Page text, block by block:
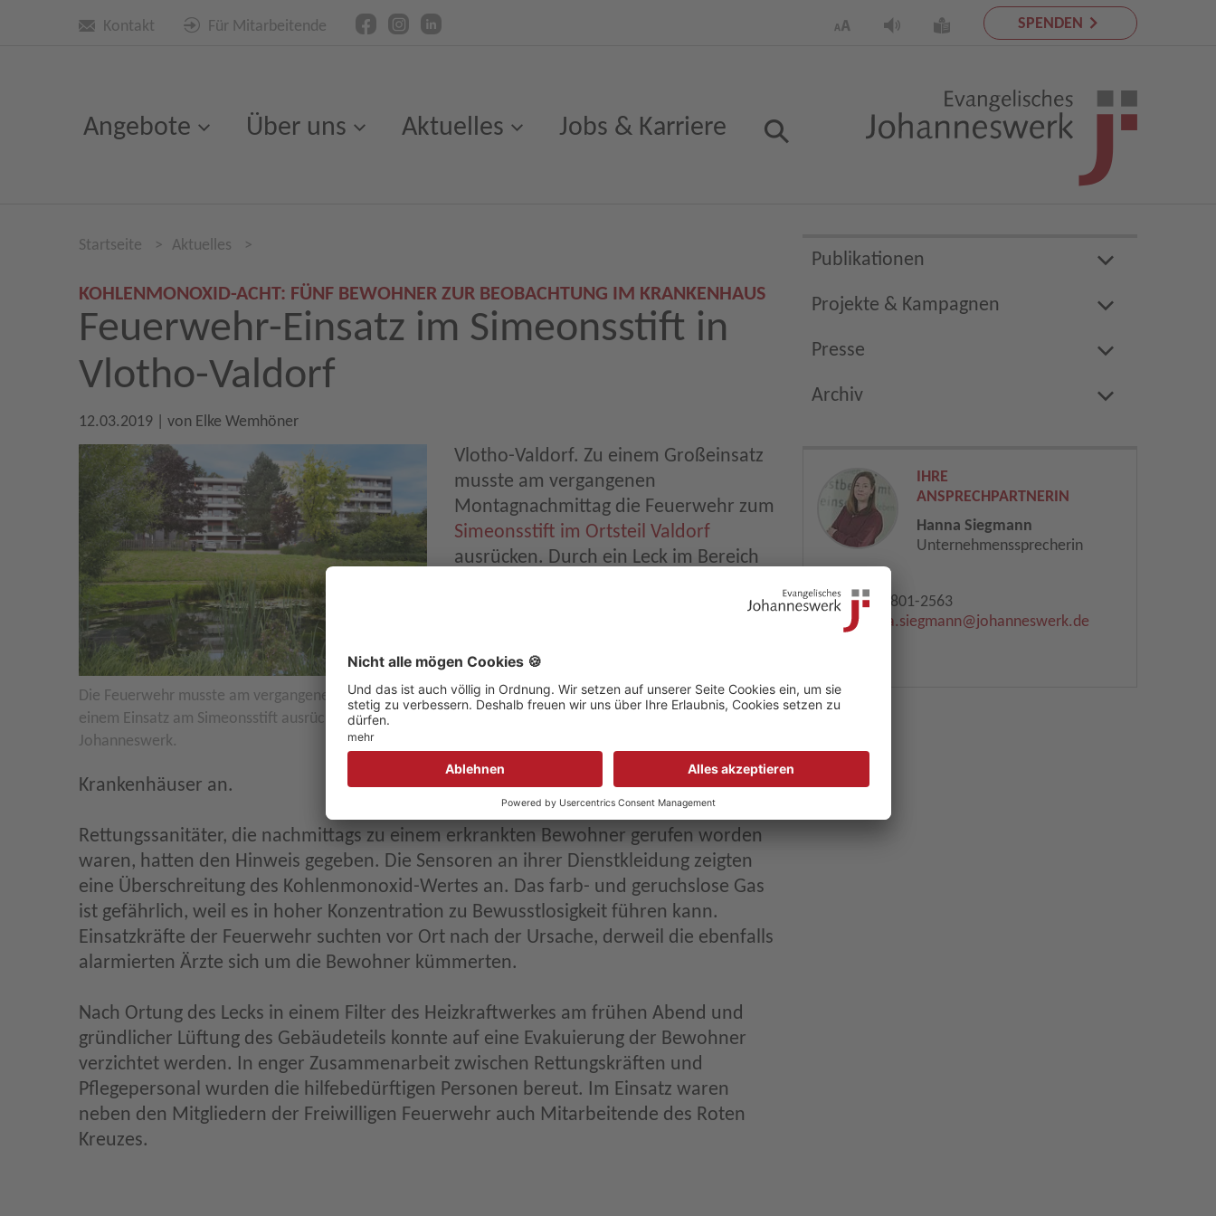
Kontakt Für Mitarbeitende SPENDEN
Angebote Über uns Aktuelles Jobs & Karriere
Startseite > Aktuelles >
KOHLENMONOXID-ACHT: FÜNF BEWOHNER ZUR BEOBACHTUNG IM KRANKENHAUS
Feuerwehr-Einsatz im Simeonsstift in
Vlotho-Valdorf
12.03.2019 | von Elke Wemhöner
Die Feuerwehr musste am vergangenen Mobntag zu
einem Einsatz am Simeonsstift ausrücken. Foto:
Johanneswerk.
Vlotho-Valdorf. Zu einem Großeinsatz
musste am vergangenen
Montagnachmittag die Feuerwehr zum
Simeonsstift im Ortsteil Valdorf
ausrücken. Durch ein Leck im Bereich
und geruchsloses Kohlenmonoxid in
ausgeströmt. Notärzte untersuchten
alle 92 Bewohnerinnen und Bewohner
und ordneten – aufgrund kritischer
Einweisung in umliegende
Krankenhäuser an.
Rettungssanitäter, die nachmittags zu einem erkrankten Bewohner gerufen worden
waren, hatten den Hinweis gegeben. Die Sensoren an ihrer Dienstkleidung zeigten
eine Überschreitung des Kohlenmonoxid-Wertes an. Das farb- und geruchslose Gas
ist gefährlich, weil es in hoher Konzentration zu Bewusstlosigkeit führen kann.
Einsatzkräfte der Feuerwehr suchten vor Ort nach der Ursache, derweil die ebenfalls
alarmierten Ärzte sich um die Bewohner kümmerten.
Nach Ortung des Lecks in einem Filter des Heizkraftwerkes am frühen Abend und
gründlicher Lüftung des Gebäudeteils konnte auf eine Evakuierung der Bewohner
verzichtet werden. In enger Zusammenarbeit zwischen Rettungskräften und
Pflegepersonal wurden die hilfebedürftigen Personen bereut. Im Einsatz waren
neben den Mitgliedern der Freiwilligen Feuerwehr auch Mitarbeitende des Roten
Kreuzes.
Publikationen
Projekte & Kampagnen
Presse
Archiv
IHRE
ANSPRECHPARTNERIN
Hanna Siegmann
Unternehmenssprecherin
0521 801-2563
hanna.siegmann​@johanneswerk.de